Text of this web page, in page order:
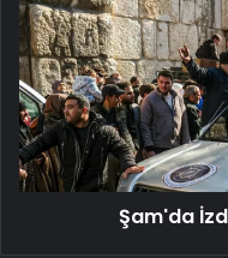
İzdiham:
Ölü,
5
Yaralı
Şam'da